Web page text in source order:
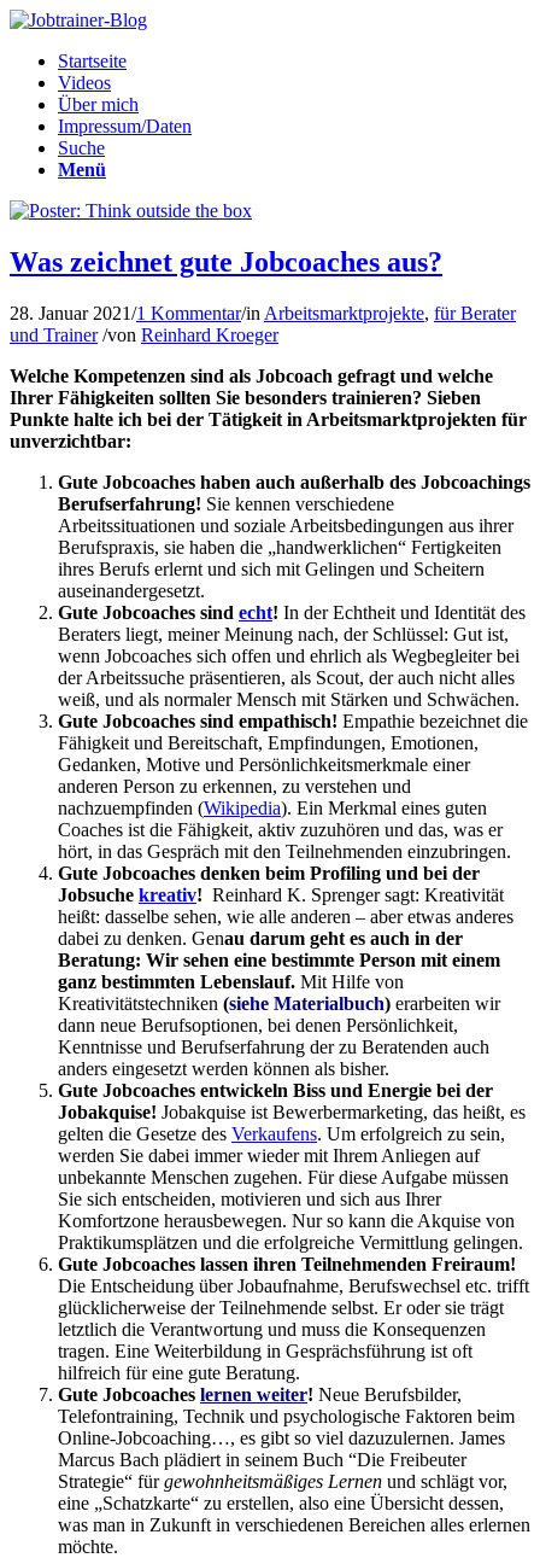
Startseite
Videos
Über mich
Impressum/Daten
Suche
Menü
Was zeichnet gute Jobcoaches aus?
28. Januar 2021/1 Kommentar/in Arbeitsmarktprojekte, für Berater
und Trainer /von Reinhard Kroeger
Welche Kompetenzen sind als Jobcoach gefragt und welche
Ihrer Fähigkeiten sollten Sie besonders trainieren? Sieben
Punkte halte ich bei der Tätigkeit in Arbeitsmarktprojekten für
unverzichtbar:
Gute Jobcoaches haben auch außerhalb des Jobcoachings
Berufserfahrung! Sie kennen verschiedene
Arbeitssituationen und soziale Arbeitsbedingungen aus ihrer
Berufspraxis, sie haben die „handwerklichen“ Fertigkeiten
ihres Berufs erlernt und sich mit Gelingen und Scheitern
auseinandergesetzt.
Gute Jobcoaches sind echt! In der Echtheit und Identität des
Beraters liegt, meiner Meinung nach, der Schlüssel: Gut ist,
wenn Jobcoaches sich offen und ehrlich als Wegbegleiter bei
der Arbeitssuche präsentieren, als Scout, der auch nicht alles
weiß, und als normaler Mensch mit Stärken und Schwächen.
Gute Jobcoaches sind empathisch! Empathie bezeichnet die
Fähigkeit und Bereitschaft, Empfindungen, Emotionen,
Gedanken, Motive und Persönlichkeitsmerkmale einer
anderen Person zu erkennen, zu verstehen und
nachzuempfinden (Wikipedia). Ein Merkmal eines guten
Coaches ist die Fähigkeit, aktiv zuzuhören und das, was er
hört, in das Gespräch mit den Teilnehmenden einzubringen.
Gute Jobcoaches denken beim Profiling und bei der
Jobsuche kreativ! Reinhard K. Sprenger sagt: Kreativität
heißt: dasselbe sehen, wie alle anderen – aber etwas anderes
dabei zu denken. Genau darum geht es auch in der
Beratung: Wir sehen eine bestimmte Person mit einem
ganz bestimmten Lebenslauf. Mit Hilfe von
Kreativitätstechniken (siehe Materialbuch) erarbeiten wir
dann neue Berufsoptionen, bei denen Persönlichkeit,
Kenntnisse und Berufserfahrung der zu Beratenden auch
anders eingesetzt werden können als bisher.
Gute Jobcoaches entwickeln Biss und Energie bei der
Jobakquise! Jobakquise ist Bewerbermarketing, das heißt, es
gelten die Gesetze des Verkaufens. Um erfolgreich zu sein,
werden Sie dabei immer wieder mit Ihrem Anliegen auf
unbekannte Menschen zugehen. Für diese Aufgabe müssen
Sie sich entscheiden, motivieren und sich aus Ihrer
Komfortzone herausbewegen. Nur so kann die Akquise von
Praktikumsplätzen und die erfolgreiche Vermittlung gelingen.
Gute Jobcoaches lassen ihren Teilnehmenden Freiraum!
Die Entscheidung über Jobaufnahme, Berufswechsel etc. trifft
glücklicherweise der Teilnehmende selbst. Er oder sie trägt
letztlich die Verantwortung und muss die Konsequenzen
tragen. Eine Weiterbildung in Gesprächsführung ist oft
hilfreich für eine gute Beratung.
Gute Jobcoaches lernen weiter! Neue Berufsbilder,
Telefontraining, Technik und psychologische Faktoren beim
Online-Jobcoaching…, es gibt so viel dazuzulernen. James
Marcus Bach plädiert in seinem Buch “Die Freibeuter
Strategie“ fürgewohnheitsmäßiges Lernen und schlägt vor,
eine „Schatzkarte“ zu erstellen, also eine Übersicht dessen,
was man in Zukunft in verschiedenen Bereichen alles erlernen
möchte.